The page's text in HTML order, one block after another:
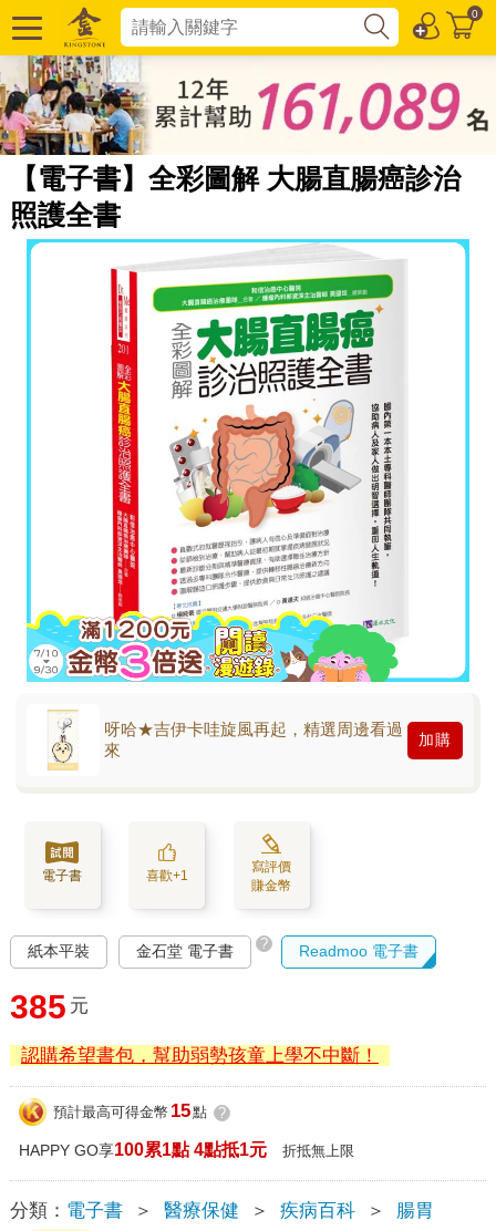
0
【電子書】全彩圖解 大腸直腸癌診治
照護全書
呀哈★吉伊卡哇旋風再起，精選周邊看過
來
加購
電子書 喜歡+1
寫評價
賺金幣
紙本平裝 金石堂 電子書 ? Readmoo 電子書
385 元
認購希望書包，幫助弱勢孩童上學不中斷！
預計最高可得金幣 15點 ?
HAPPY GO享100累1點 4點抵1元 折抵無上限
分類： 電子書 ＞ 醫療保健 ＞ 疾病百科 ＞ 腸胃